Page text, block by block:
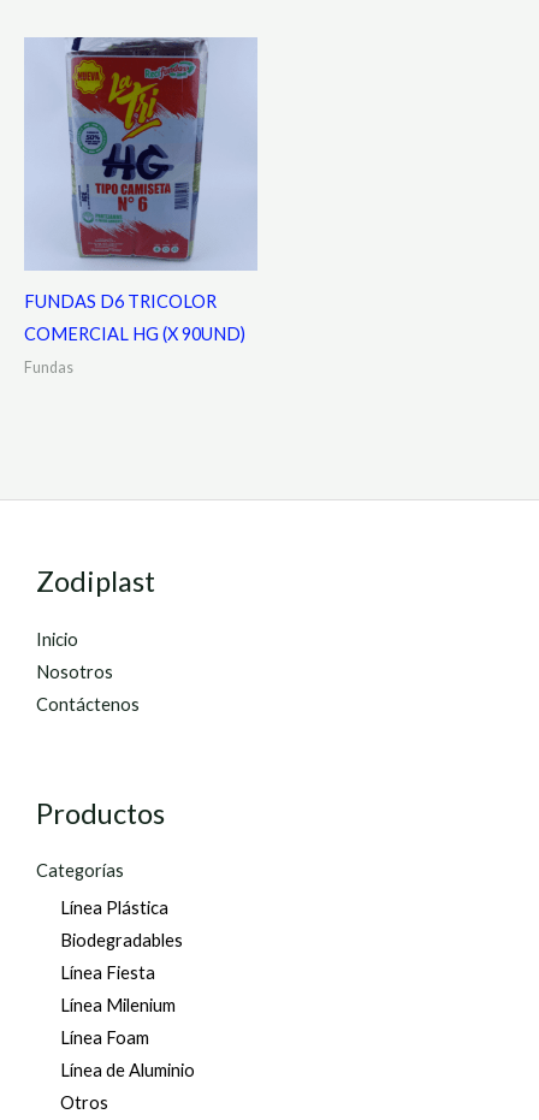
FUNDAS D6 TRICOLOR
COMERCIAL HG (X 90UND)
Fundas
Zodiplast
Inicio
Nosotros
Contáctenos
Productos
Categorías
Línea Plástica
Biodegradables
Línea Fiesta
Línea Milenium
Línea Foam
Línea de Aluminio
Otros